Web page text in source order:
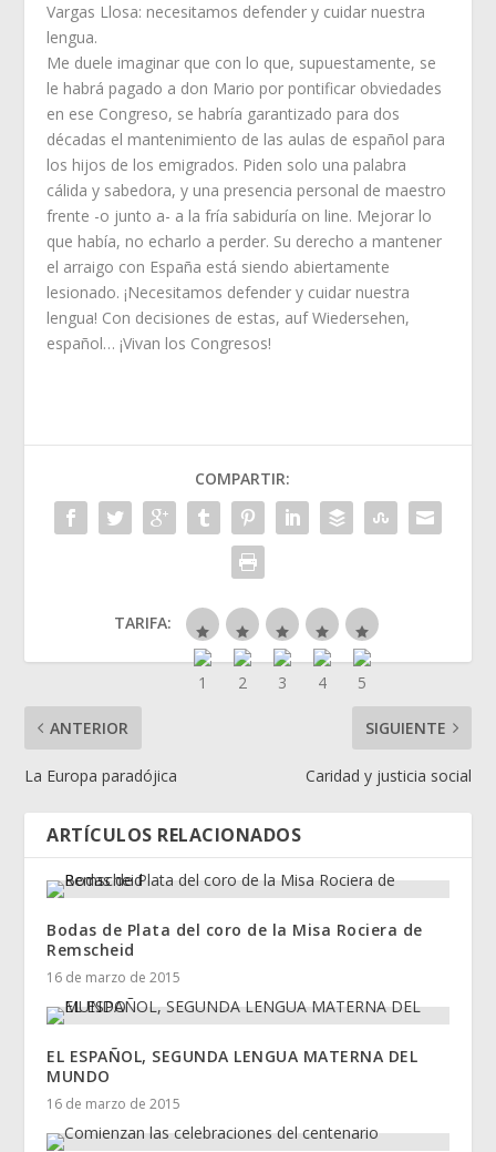
Vargas Llosa: necesitamos defender y cuidar nuestra
lengua.
Me duele imaginar que con lo que, supuestamente, se
le habrá pagado a don Mario por pontificar obviedades
en ese Congreso, se habría garantizado para dos
décadas el mantenimiento de las aulas de español para
los hijos de los emigrados. Piden solo una palabra
cálida y sabedora, y una presencia personal de maestro
frente -o junto a- a la fría sabiduría on line. Mejorar lo
que había, no echarlo a perder. Su derecho a mantener
el arraigo con España está siendo abiertamente
lesionado. ¡Necesitamos defender y cuidar nuestra
lengua! Con decisiones de estas, auf Wiedersehen,
español… ¡Vivan los Congresos!
COMPARTIR:
TARIFA:
ANTERIOR
La Europa paradójica
SIGUIENTE
Caridad y justicia social
ARTÍCULOS RELACIONADOS
Bodas de Plata del coro de la Misa Rociera de
Remscheid
16 de marzo de 2015
EL ESPAÑOL, SEGUNDA LENGUA MATERNA DEL
MUNDO
16 de marzo de 2015